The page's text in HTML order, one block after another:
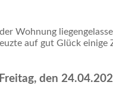
Wohnung
auf gut Glück
den